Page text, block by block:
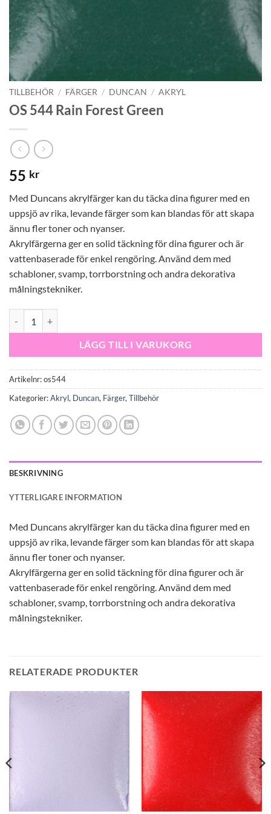
TILLBEHÖR / FÄRGER / DUNCAN / AKRYL
OS 544 Rain Forest Green
55 kr
Med Duncans akrylfärger kan du täcka dina figurer med en
uppsjö av rika, levande färger som kan blandas för att skapa
ännu fler toner och nyanser.
Akrylfärgerna ger en solid täckning för dina figurer och är
vattenbaserade för enkel rengöring. Använd dem med
schabloner, svamp, torrborstning och andra dekorativa
målningstekniker.
LÄGG TILL I VARUKORG
Artikelnr:os544
Kategorier:Akryl, Duncan, Färger, Tillbehör
BESKRIVNING
YTTERLIGARE INFORMATION
Med Duncans akrylfärger kan du täcka dina figurer med en
uppsjö av rika, levande färger som kan blandas för att skapa
ännu fler toner och nyanser.
Akrylfärgerna ger en solid täckning för dina figurer och är
vattenbaserade för enkel rengöring. Använd dem med
schabloner, svamp, torrborstning och andra dekorativa
målningstekniker.
RELATERADE PRODUKTER